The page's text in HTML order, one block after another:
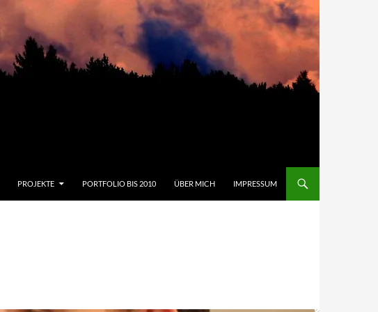
PROJEKTE PORTFOLIO BIS 2010 ÜBER MICH IMPRESSUM